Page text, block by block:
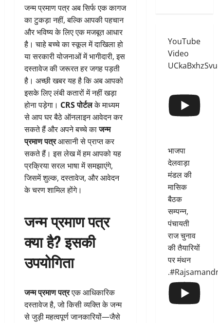
जन्म प्रमाण पत्र अब सिर्फ एक कागज
का टुकड़ा नहीं, बल्कि आपकी पहचान
और भविष्य के लिए एक मजबूत आधार
है। चाहे बच्चे का स्कूल में दाखिला हो
या सरकारी योजनाओं में भागीदारी, इस
दस्तावेज की जरूरत हर जगह पड़ती
है। अच्छी खबर यह है कि अब आपको
इसके लिए लंबी कतारों में नहीं खड़ा
होना पड़ेगा। CRS पोर्टलके माध्यम
से आप घर बैठे ऑनलाइन आवेदन कर
सकते हैं और अपने बच्चे काजन्म
प्रमाण पत्रआसानी से प्राप्त कर
सकते हैं। इस लेख में हम आपको यह
प्रक्रिया सरल भाषा में समझाएंगे,
जिसमें शुल्क, दस्तावेज, और आवेदन
के चरण शामिल होंगे।
जन्म प्रमाण पत्र
क्या है? इसकी
उपयोगिता
जन्म प्रमाण पत्रएक आधिकारिक
दस्तावेज है, जो किसी व्यक्ति के जन्म
से जुड़ी महत्वपूर्ण जानकारियों—जैसे
YouTube
Video
भाजपा
देलवाड़ा
मंडल की
मासिक
बैठक
सम्पन्न,
पंचायती
राज चुनाव
की तैयारियों
पर मंथन